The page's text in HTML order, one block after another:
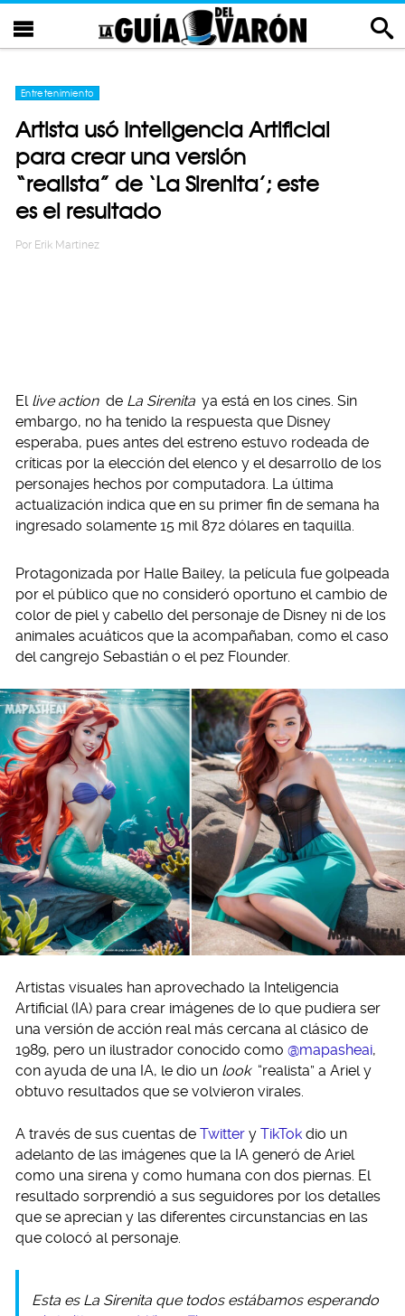
Entretenimiento
Artista usó Inteligencia Artificial
para crear una versión
“realista” de ‘La Sirenita’; este
es el resultado
Por Erik Martinez
El live action de La Sirenita ya está en los cines. Sin
embargo, no ha tenido la respuesta que Disney
esperaba, pues antes del estreno estuvo rodeada de
críticas por la elección del elenco y el desarrollo de los
personajes hechos por computadora. La última
actualización indica que en su primer fin de semana ha
ingresado solamente 15 mil 872 dólares en taquilla.
Protagonizada por Halle Bailey, la película fue golpeada
por el público que no consideró oportuno el cambio de
color de piel y cabello del personaje de Disney ni de los
animales acuáticos que la acompañaban, como el caso
del cangrejo Sebastián o el pez Flounder.
Artistas visuales han aprovechado la Inteligencia
Artificial (IA) para crear imágenes de lo que pudiera ser
una versión de acción real más cercana al clásico de
1989, pero un ilustrador conocido como @mapasheai,
con ayuda de una IA, le dio un look “realista” a Ariel y
obtuvo resultados que se volvieron virales.
A través de sus cuentas de Twitter y TikTok dio un
adelanto de las imágenes que la IA generó de Ariel
como una sirena y como humana con dos piernas. El
resultado sorprendió a sus seguidores por los detalles
que se aprecian y las diferentes circunstancias en las
que colocó al personaje.
Esta es La Sirenita que todos estábamos esperando